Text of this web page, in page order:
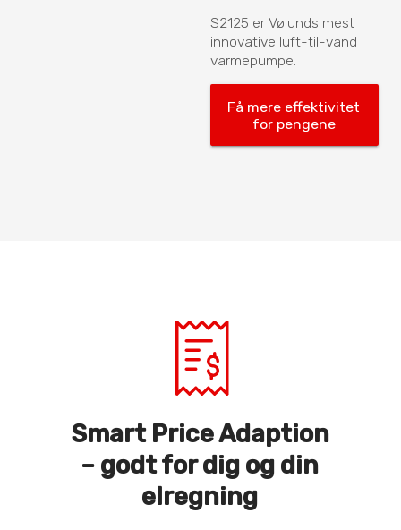
S2125 er Vølunds mest
innovative luft-til-vand
varmepumpe.
Få mere effektivitet
for pengene
Smart Price Adaption
– godt for dig og din
elregning